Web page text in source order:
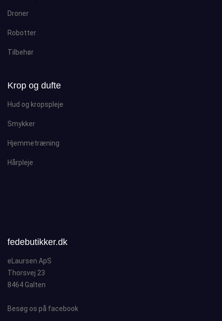
Droner
Robotter
Tilbehør
Krop og dufte
Hud og kropspleje
Smykker
Hjemmetræning
Hårpleje
fedebutikker.dk
eLaursen ApS
Thorsvej 23
8464 Galten
Besøg os på facebook